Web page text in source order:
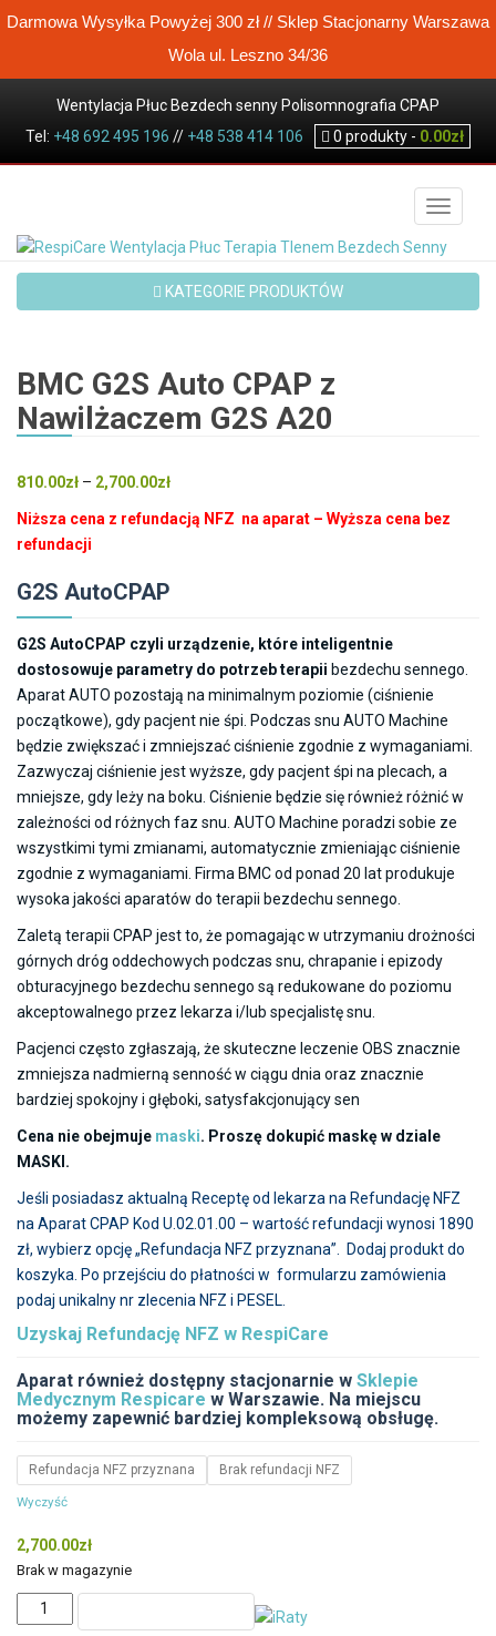
Darmowa Wysyłka Powyżej 300 zł // Sklep Stacjonarny Warszawa
Wola ul. Leszno 34/36
Wentylacja Płuc Bezdech senny Polisomnografia CPAP
Koncentrator tlenu Wysokoprzepływowa terapia tlenem
Sklep / Produkty
Produkty wycofane
Tel: +48 692 495 196 // +48 538 414 106 0 produkty - 0.00zł
KATEGORIE PRODUKTÓW
BMC G2S Auto CPAP z
Nawilżaczem G2S A20
810.00zł – 2,700.00złZakres
od
Niższa cena z refundacją NFZ na aparat – Wyższa cena bez
refundacji
G2S AutoCPAP
G2S AutoCPAP czyli urządzenie, które inteligentnie
dostosowuje parametry do potrzeb terapii bezdechu sennego.
Aparat AUTO pozostają na minimalnym poziomie (ciśnienie
początkowe), gdy pacjent nie śpi. Podczas snu AUTO Machine
będzie zwiększać i zmniejszać ciśnienie zgodnie z wymaganiami.
Zazwyczaj ciśnienie jest wyższe, gdy pacjent śpi na plecach, a
mniejsze, gdy leży na boku. Ciśnienie będzie się również różnić w
zależności od różnych faz snu. AUTO Machine poradzi sobie ze
wszystkimi tymi zmianami, automatycznie zmieniając ciśnienie
zgodnie z wymaganiami. Firma BMC od ponad 20 lat produkuje
wysoka jakości aparatów do terapii bezdechu sennego.
Zaletą terapii CPAP jest to, że pomagając w utrzymaniu drożności
górnych dróg oddechowych podczas snu, chrapanie i epizody
obturacyjnego bezdechu sennego są redukowane do poziomu
akceptowalnego przez lekarza i/lub specjalistę snu.
Pacjenci często zgłaszają, że skuteczne leczenie OBS znacznie
zmniejsza nadmierną senność w ciągu dnia oraz znacznie
bardziej spokojny i głęboki, satysfakcjonujący sen
Cena nie obejmuje maski. Proszę dokupić maskę w dziale
MASKI.
Jeśli posiadasz aktualną Receptę od lekarza na Refundację NFZ
na Aparat CPAP Kod U.02.01.00 – wartość refundacji wynosi 1890
zł, wybierz opcję „Refundacja NFZ przyznana”. Dodaj produkt do
koszyka. Po przejściu do płatności w formularzu zamówienia
podaj unikalny nr zlecenia NFZ i PESEL.
Uzyskaj Refundację NFZ w RespiCare
Aparat również dostępny stacjonarnie w Sklepie
Medycznym Respicare w Warszawie. Na miejscu
możemy zapewnić bardziej kompleksową obsługę.
Refundacja NFZ przyznana Brak refundacji NFZ
Wyczyść
2,700.00zł
Brak w magazynie
ilość
BMC